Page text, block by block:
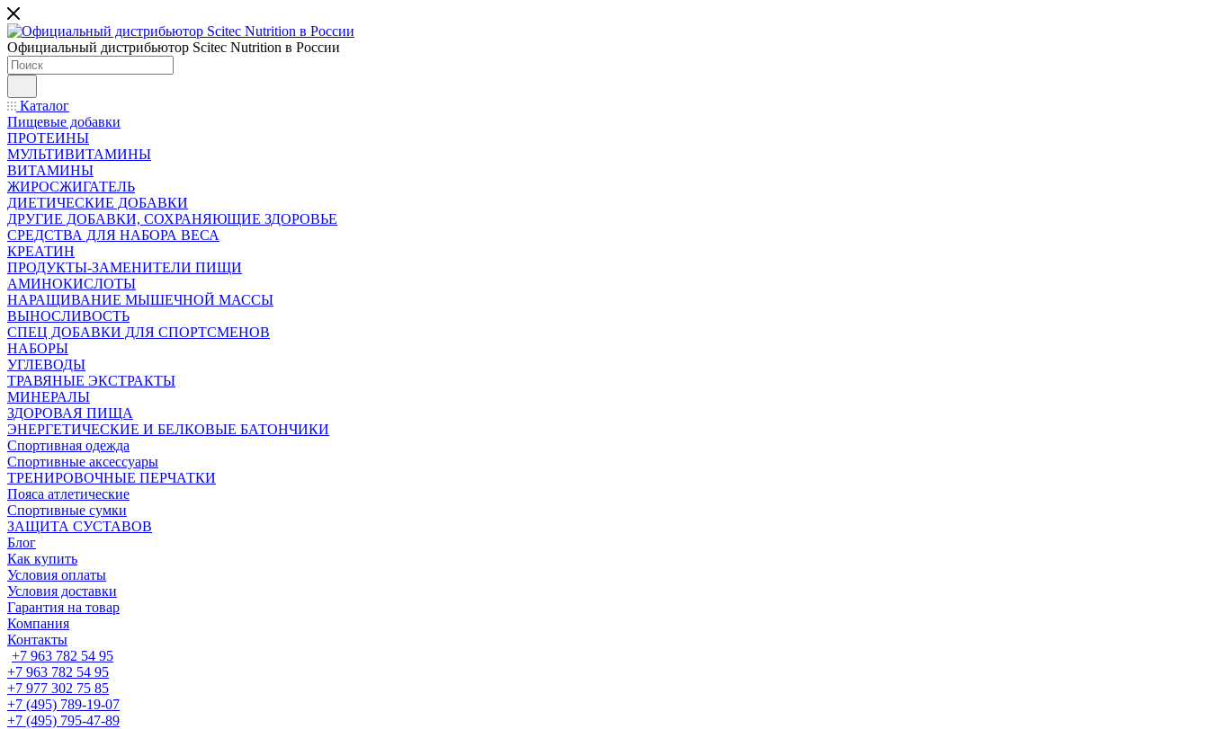
Официальный дистрибьютор Scitec Nutrition в России
Каталог
Пищевые добавки
ПРОТЕИНЫ
МУЛЬТИВИТАМИНЫ
ВИТАМИНЫ
ЖИРОСЖИГАТЕЛЬ
ДИЕТИЧЕСКИЕ ДОБАВКИ
ДРУГИЕ ДОБАВКИ, СОХРАНЯЮЩИЕ ЗДОРОВЬЕ
СРЕДСТВА ДЛЯ НАБОРА ВЕСА
КРЕАТИН
ПРОДУКТЫ-ЗАМЕНИТЕЛИ ПИЩИ
АМИНОКИСЛОТЫ
НАРАЩИВАНИЕ МЫШЕЧНОЙ МАССЫ
ВЫНОСЛИВОСТЬ
СПЕЦ ДОБАВКИ ДЛЯ СПОРТСМЕНОВ
НАБОРЫ
УГЛЕВОДЫ
ТРАВЯНЫЕ ЭКСТРАКТЫ
МИНЕРАЛЫ
ЗДОРОВАЯ ПИЩА
ЭНЕРГЕТИЧЕСКИЕ И БЕЛКОВЫЕ БАТОНЧИКИ
Спортивная одежда
Спортивные аксессуары
ТРЕНИРОВОЧНЫЕ ПЕРЧАТКИ
Пояса атлетические
Спортивные сумки
ЗАЩИТА СУСТАВОВ
Блог
Как купить
Условия оплаты
Условия доставки
Гарантия на товар
Компания
Контакты
+7 963 782 54 95
+7 963 782 54 95
+7 977 302 75 85
+7 (495) 789-19-07
+7 (495) 795-47-89